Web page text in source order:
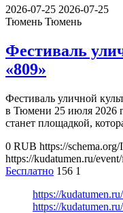
2026-07-25 2026-07-25
Тюмень Тюмень
Фестиваль
«809»
Фестиваль уличной
в Тюмени 25 июля 2026
станет площадкой,
0 RUB https://
https://kudatumen.ru/
Бесплатно 156 1
https://
https://